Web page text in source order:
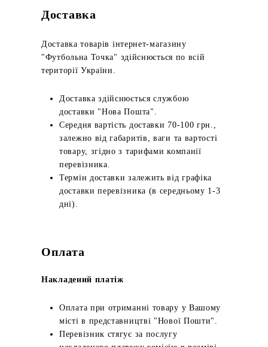
Доставка
Доставка товарів інтернет-магазину
"Футбольна Точка" здійснюється по всій
території України.
Доставка здійснюється службою
доставки "Нова Пошта".
Середня вартість доставки 70-100 грн.,
залежно від габаритів, ваги та вартості
товару, згідно з тарифами компанії
перевізника.
Термін доставки залежить від графіка
доставки перевізника (в середньому 1-3
дні).
Оплата
Накладений платіж
Оплата при отриманні товару у Вашому
місті в представництві "Нової Пошти".
Перевізник стягує за послугу